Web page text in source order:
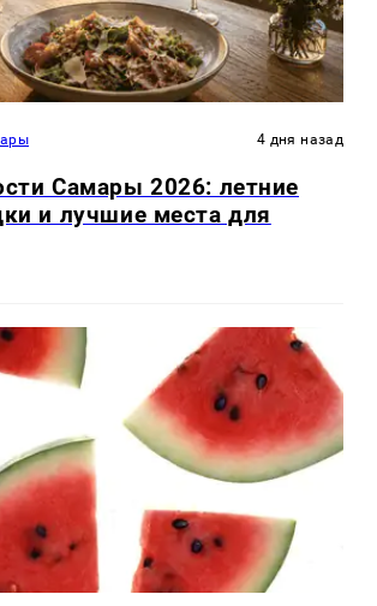
4 дня назад
Самары 2026: летние
и лучшие места для